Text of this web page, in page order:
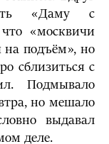
«Даму с
«москвичи
на подъём», но
сблизиться с
Подмывало
но мешало
выдавал
деле.